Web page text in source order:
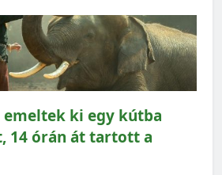
emeltek ki egy kútba
14 órán át tartott a